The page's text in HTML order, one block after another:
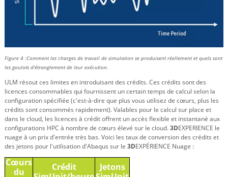
Figure 4 :Comment les charges de travail de simulation se produisent réellement et quels sont
les goulots d'étranglement de leur exécution.
ULM résout ces limites en introduisant des crédits. Ces crédits sont des
licences consommables qui fournissent un certain temps de calcul selon la
configuration spécifiée (c'est-à-dire que plus vous utilisez de cœurs, plus les
crédits sont consommés rapidement). Valables pour le calcul sur place et
dans le cloud, les licences à crédit offrent un accès flexible et instantané aux
configurations HPC à nombre de cœurs élevé sur le cloud.3DEXPERIENCE le
nuage à un prix d'entrée très bas. Voici les taux de conversion des crédits et
des jetons pour l'utilisation d'Abaqus sur le 3DEXPÉRIENCE Nuage :
Cœurs
du
Crédit
Jetons